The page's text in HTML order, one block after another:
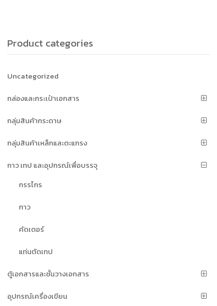
Product categories
Uncategorized
กล่องและกระเป๋าเอกสาร
กลุ่มสินค้ากระดาษ
กลุ่มสินค้าเหล็กและตะแกรง
กาว เทป และอุปกรณ์เพื่อบรรจุ
กรรไกร
กาว
คัดเตอร์
แท่นตัดเทป
ตู้เอกสารและชั้นวางเอกสาร
อุปกรณ์เครื่องเขียน